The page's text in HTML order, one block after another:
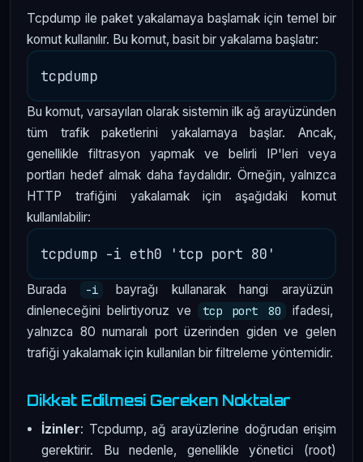
Tcpdump ile paket yakalamaya başlamak için temel bir
komut kullanılır. Bu komut, basit bir yakalama başlatır:
Bu komut, varsayılan olarak sistemin ilk ağ arayüzünden
tüm trafik paketlerini yakalamaya başlar. Ancak,
genellikle filtrasyon yapmak ve belirli IP'leri veya
portları hedef almak daha faydalıdır. Örneğin, yalnızca
HTTP trafiğini yakalamak için aşağıdaki komut
kullanılabilir:
Burada -i
bayrağı kullanarak hangi arayüzün
dinleneceğini belirtiyoruz ve
tcp port 80
ifadesi,
yalnızca 80 numaralı port üzerinden giden ve gelen
trafiği yakalamak için kullanılan bir filtreleme yöntemidir.
Dikkat Edilmesi Gereken Noktalar
İzinler: Tcpdump, ağ arayüzlerine doğrudan erişim
gerektirir. Bu nedenle, genellikle yönetici (root)